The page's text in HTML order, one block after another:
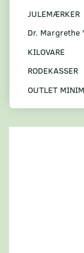
JULEMÆRKER
Dr. Margrethe
KILOVARE
RODEKASSER
OUTLET